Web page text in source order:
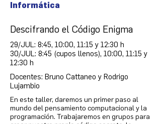
Informática
Descifrando el Código Enigma
29/JUL: 8:45, 10:00, 11:15 y 12:30 h
30/JUL: 8:45 (cupos llenos), 10:00, 11:15 y
12:30 h
Docentes: Bruno Cattaneo y Rodrigo
Lujambio
En este taller, daremos un primer paso al
mundo del pensamiento computacional y la
programación. Trabajaremos en grupos para